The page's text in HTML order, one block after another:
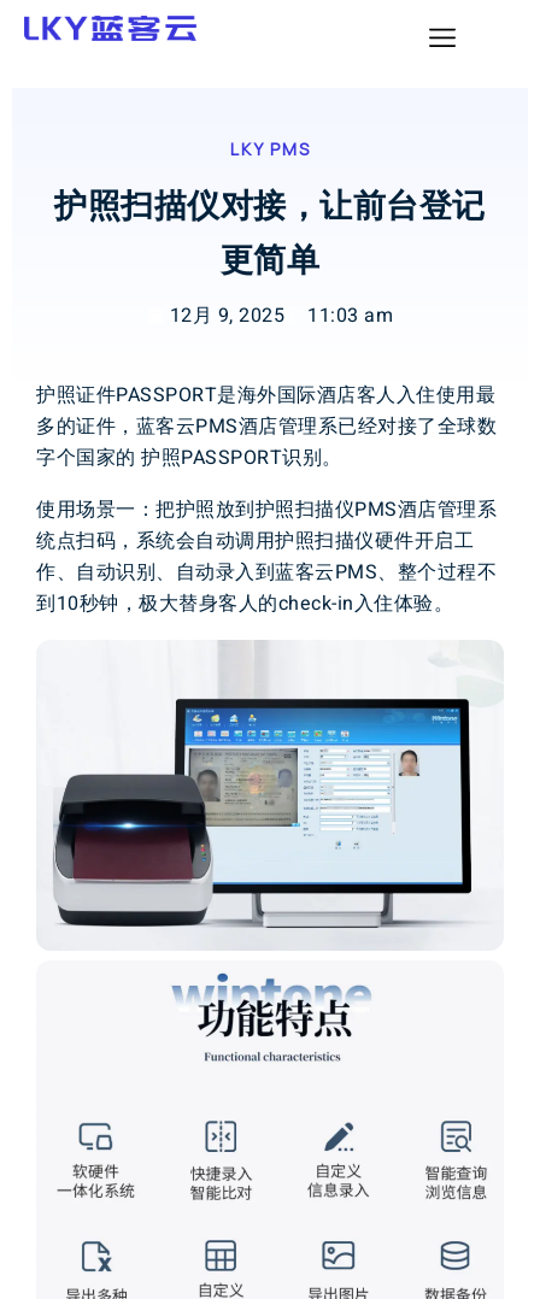
LKY PMS
护照扫描仪对接，让前台登记
更简单
12月 9, 2025 11:03 am
护照证件PASSPORT是海外国际酒店客人入住使用最
多的证件 ， 蓝客云PMS酒店管理系已经对接了全球数
字个国家的 护照PASSPORT识别。
使用场景一 ： 把护照放到护照扫描仪PMS酒店管理系
统点扫码 ， 系统会自动调用护照扫描仪硬件开启工
作、 自动识别、 自动录入到蓝客云PMS、 整个过程不
到10秒钟 ， 极大替身客人的check-in入住体验。